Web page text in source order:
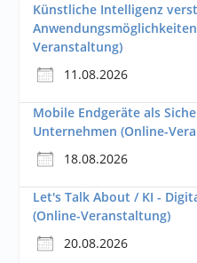
Künstliche Intelligenz
Veranstaltung)
11.08.2026
Mobile Endgeräte als
Unternehmen (Online-
18.08.2026
Let's Talk About / KI -
(Online-Veranstaltung)
20.08.2026